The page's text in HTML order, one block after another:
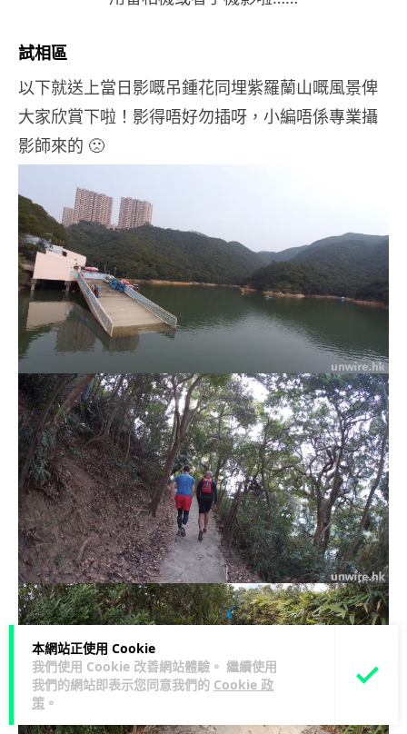
本網站正使用 Cookie
我們使用 Cookie 改善網站體驗。 繼續使用
我們的網站即表示您同意我們的 Cookie 政
策 。
試相區
以下就送上當日影嘅吊鍾花同埋紫羅蘭山嘅風景俾
大家欣賞下啦！影得唔好勿插呀，小編唔係專業攝
影師來的 🙁